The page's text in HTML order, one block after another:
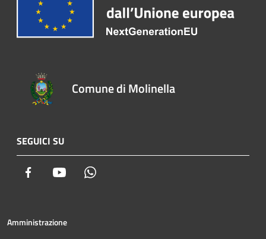
Comune di Molinella
SEGUICI SU
Facebook Youtube
Amministrazione